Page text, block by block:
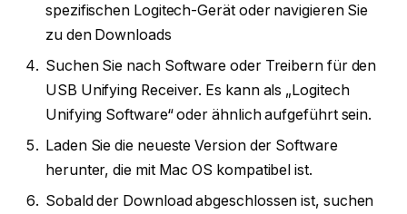
spezifischen Logitech-Gerät oder navigieren Sie
zu den Downloads
Suchen Sie nach Software oder Treibern für den
USB Unifying Receiver. Es kann als „Logitech
Unifying Software“ oder ähnlich aufgeführt sein.
Laden Sie die neueste Version der Software
herunter, die mit Mac OS kompatibel ist.
Sobald der Download abgeschlossen ist, suchen